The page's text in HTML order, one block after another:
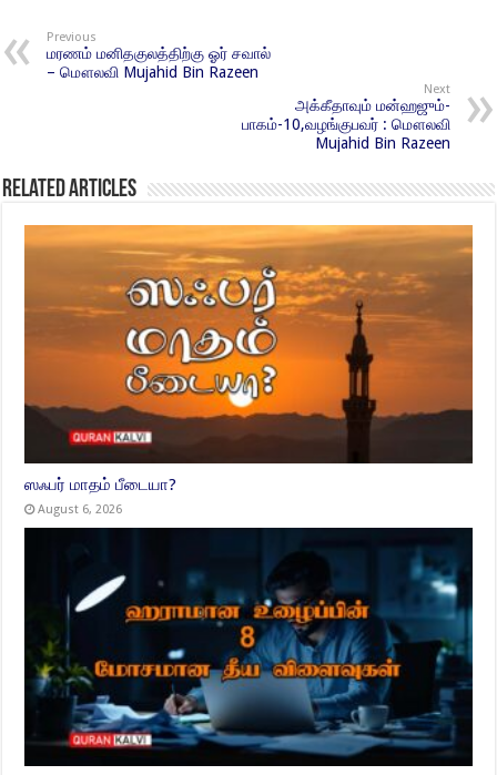
Previous
மரணம் மனிதகுலத்திற்கு ஓர் சவால்
– மௌலவி Mujahid Bin Razeen
Next
அக்கீதாவும் மன்ஹஜும்-
பாகம்-10,வழங்குபவர் : மௌலவி
Mujahid Bin Razeen
Related Articles
ஸஃபர் மாதம் பீடையா?
August 6, 2026